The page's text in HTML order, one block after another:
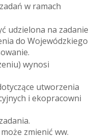
w ramach
udzielona na zadanie
do Wojewódzkiego
wynosi
utworzenia
i ekopracowni
zmienić ww.